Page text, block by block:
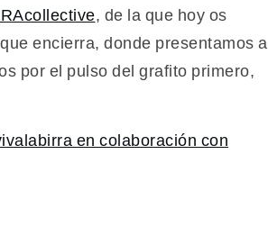
, de la que hoy os
encierra, donde presentamos a
por el pulso del grafito primero,